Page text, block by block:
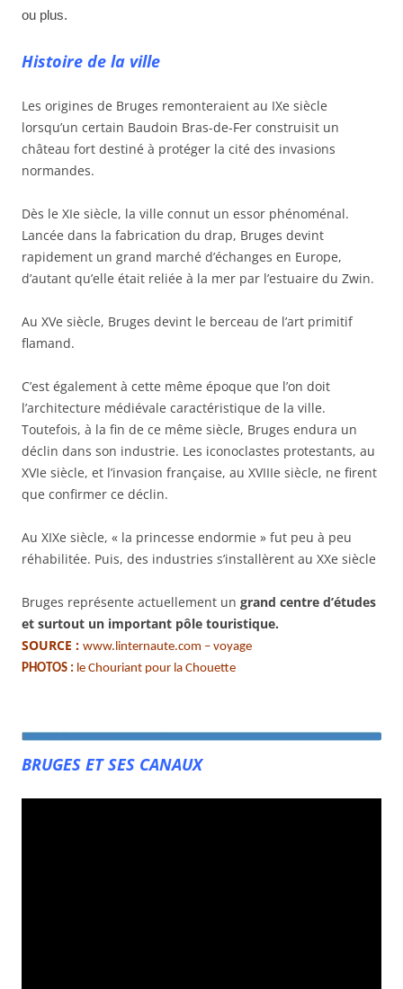
ou plus.
Histoire de la ville
Les origines de Bruges remonteraient au IXe siècle
lorsqu’un certain Baudoin Bras-de-Fer construisit un
château fort destiné à protéger la cité des invasions
normandes.
Dès le XIe siècle, la ville connut un essor phénoménal.
Lancée dans la fabrication du drap, Bruges devint
rapidement un grand marché d’échanges en Europe,
d’autant qu’elle était reliée à la mer par l’estuaire du Zwin.
Au XVe siècle, Bruges devint le berceau de l’art primitif
flamand.
C’est également à cette même époque que l’on doit
l’architecture médiévale caractéristique de la ville.
Toutefois, à la fin de ce même siècle, Bruges endura un
déclin dans son industrie. Les iconoclastes protestants, au
XVIe siècle, et l’invasion française, au XVIIIe siècle, ne firent
que confirmer ce déclin.
Au XIXe siècle, « la princesse endormie » fut peu à peu
réhabilitée. Puis, des industries s’installèrent au XXe siècle
Bruges représente actuellement un grand centre d’études
et surtout un important pôle touristique.
SOURCE : www.linternaute.com – voyage
PHOTOS : le Chouriant pour la Chouette
BRUGES ET SES CANAUX